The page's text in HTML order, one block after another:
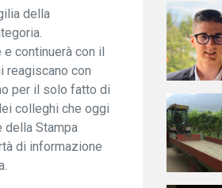
della
continuerà con il
reagiscano con
per il solo fatto di
colleghi che oggi
della Stampa
di informazione